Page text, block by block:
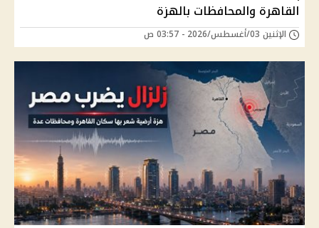
القاهرة والمحافظات بالهزة
الإثنين 03/أغسطس/2026 - 03:57 ص